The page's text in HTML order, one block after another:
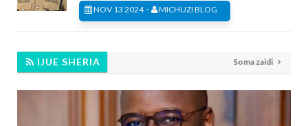
NOV 13 2024- MICHUZI BLOG
IJUE SHERIA Soma zaidi